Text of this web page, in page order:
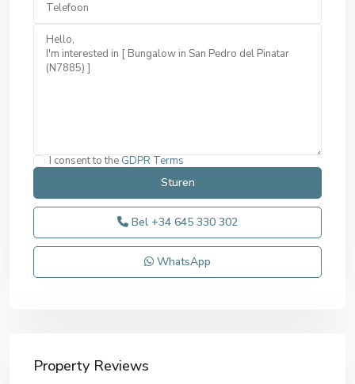
I consent to the GDPR Terms
Bel +34 645 330 302
WhatsApp
Property Reviews